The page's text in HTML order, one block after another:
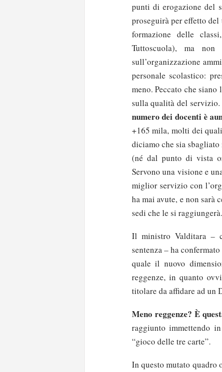
punti di erogazione del
proseguirà per effetto
formazione delle
Tuttoscuola), ma
sull’organizzazione
personale scolastico:
meno. Peccato che
sulla qualità del servizio.
numero dei docenti è
+165 mila, molti dei
diciamo che sia
(né dal punto di vista
Servono una visione e
miglior servizio con
ha mai avute, e non
sedi che le si raggiungerà.
Il ministro Valditara –
sentenza – ha
quale il nuovo
reggenze, in quanto
titolare da affidare ad un
Meno reggenze? È
raggiunto immettendo
“gioco delle tre carte”.
In questo mutato